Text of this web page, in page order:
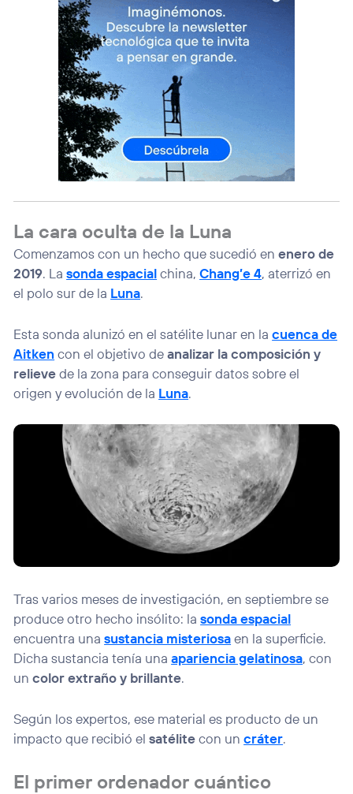
La cara oculta de la Luna
Comenzamos con un hecho que sucedió enenero de
2019. Lasonda espacialchina,Chang’e 4, aterrizó en
el polo sur de la Luna.
Esta sonda alunizó en el satélite lunar en lacuenca de
Aitken con el objetivo deanalizar la composición y
relievede la zona para conseguir datos sobre el
origen y evolución de la Luna.
Tras varios meses de investigación, en septiembre se
produce otro hecho insólito: lasonda espacial
encuentra unasustancia misteriosaen la superficie.
Dicha sustancia tenía unaapariencia gelatinosa, con
uncolor extraño y brillante.
Según los expertos, ese material es producto de un
impacto que recibió elsatélitecon uncráter.
El primer ordenador cuántico